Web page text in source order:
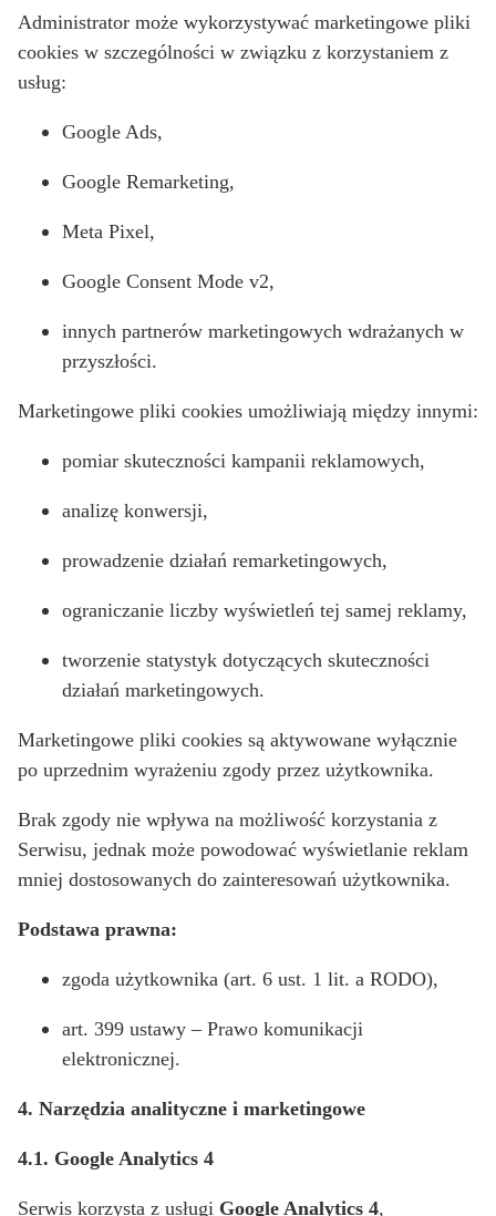
Administrator może wykorzystywać marketingowe pliki
cookies w szczególności w związku z korzystaniem z
usług:
Google Ads,
Google Remarketing,
Meta Pixel,
Google Consent Mode v2,
innych partnerów marketingowych wdrażanych w
przyszłości.
Marketingowe pliki cookies umożliwiają między innymi:
pomiar skuteczności kampanii reklamowych,
analizę konwersji,
prowadzenie działań remarketingowych,
ograniczanie liczby wyświetleń tej samej reklamy,
tworzenie statystyk dotyczących skuteczności
działań marketingowych.
Marketingowe pliki cookies są aktywowane wyłącznie
po uprzednim wyrażeniu zgody przez użytkownika.
Brak zgody nie wpływa na możliwość korzystania z
Serwisu, jednak może powodować wyświetlanie reklam
mniej dostosowanych do zainteresowań użytkownika.
Podstawa prawna:
zgoda użytkownika (art. 6 ust. 1 lit. a RODO),
art. 399 ustawy – Prawo komunikacji
elektronicznej.
4. Narzędzia analityczne i marketingowe
4.1. Google Analytics 4
Serwis korzysta z usługi Google Analytics 4,